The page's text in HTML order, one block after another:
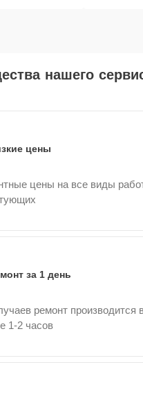
нашего
цены
цены на все виды
за 1 день
ремонт производится
1-2 часов